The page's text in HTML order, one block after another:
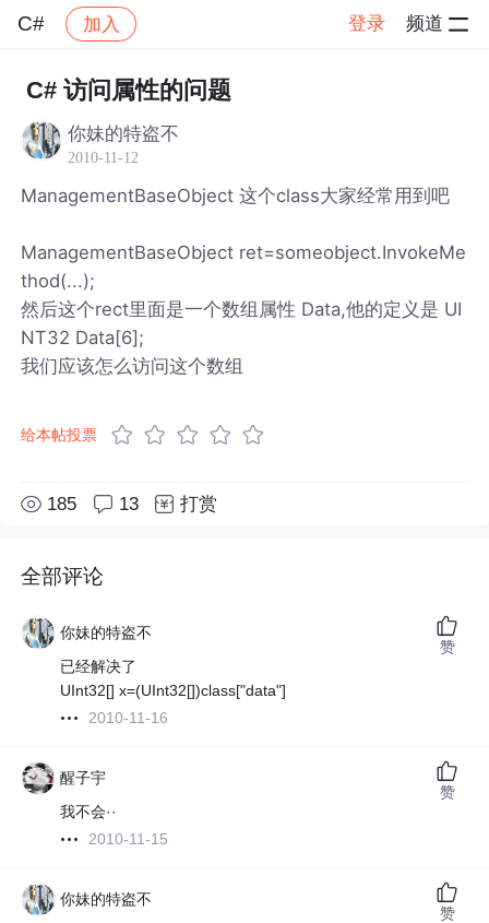
C# 加入 登录 频道
社区 C# 帖子详情
C# 访问属性的问题
你妹的特盗不
2010-11-12
ManagementBaseObject 这个class大家经常用到吧
ManagementBaseObject ret=someobject.InvokeMe
thod(...);
然后这个rect里面是一个数组属性 Data,他的定义是 UI
NT32 Data[6];
我们应该怎么访问这个数组
给本帖投票
185 13 打赏
全部评论
你妹的特盗不
已经解决了
UInt32[] x=(UInt32[])class["data"]
2010-11-16
赞
醒子宇
我不会··
2010-11-15
赞
你妹的特盗不
赞